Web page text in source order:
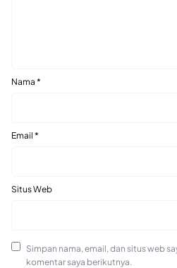
Nama *
Email *
Situs Web
Simpan nama, email, dan situs web
komentar saya berikutnya.